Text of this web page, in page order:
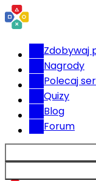
Zdobywaj
Nagrody
Polecaj
Quizy
Blog
Forum